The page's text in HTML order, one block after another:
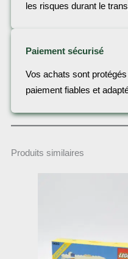
les risques durant le
Paiement sécurisé
Vos achats sont
paiement fiables et
Produits similaires